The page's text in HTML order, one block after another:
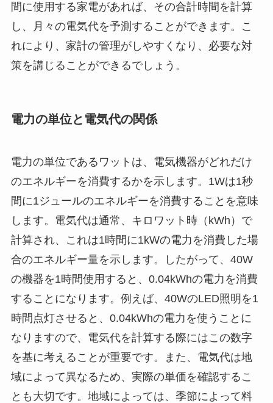
間に使用する家電があれば、その合計時間を計算
し、月々の電気代を予測することができます。こ
れにより、家計の管理がしやすくなり、必要な対
策を講じることができるでしょう。
電力の単位と電気代の関係
電力の単位であるワットは、電気機器がどれだけ
のエネルギーを消費するかを示します。1Wは1秒
間に1ジュールのエネルギーを消費することを意味
します。電気代は通常、キロワット時（kWh）で
計算され、これは1時間に1kWの電力を消費した場
合のエネルギー量を示します。したがって、40W
の機器を1時間使用すると、0.04kWhの電力を消費
することになります。例えば、40WのLED照明を1
時間点灯させると、0.04kWhの電力を使うことに
なりますので、電気代を計算する際にはこの数字
を基に考えることが重要です。また、電気代は地
域によって異なるため、実際の単価を確認するこ
とも大切です。地域によっては、季節によって料